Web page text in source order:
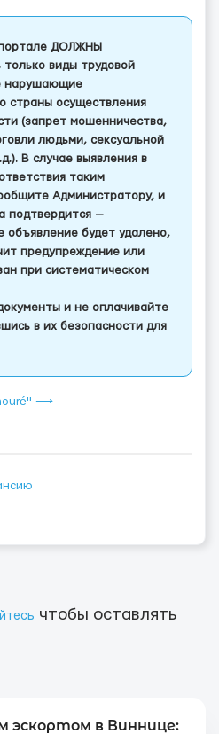
ДОЛЖНЫ
виды трудовой
нарушающие
страны осуществления
(запрет мошенничества,
людьми, сексуальной
В случае выявления в
таким
Администратору, и
подтвердится —
объявление будет удалено,
предупреждение или
при систематическом
и не оплачивайте
в их безопасности для
⟶
чтобы оставлять
эскортом в Виннице: